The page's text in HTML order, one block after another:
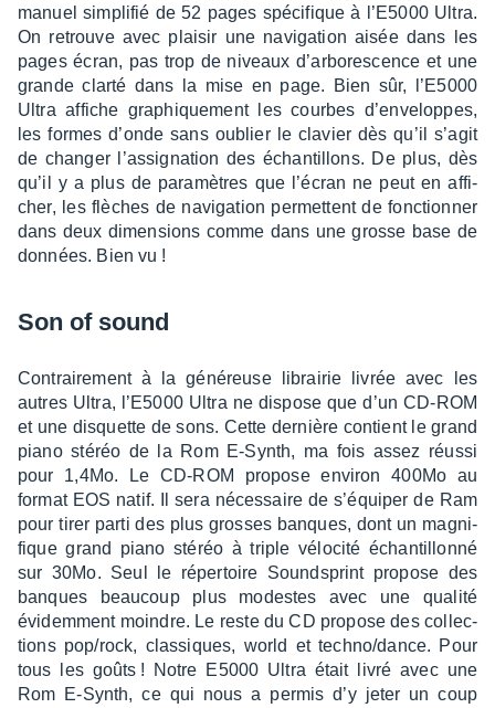
manuel simpli­fié de 52 pages spéci­fique à l’E5000 Ultra.
On retrouve avec plai­sir une navi­ga­tion aisée dans les
pages écran, pas trop de niveaux d’ar­bo­res­cence et une
grande clarté dans la mise en page. Bien sûr, l’E5000
Ultra affiche graphique­ment les courbes d’en­ve­loppes,
les formes d’onde sans oublier le clavier dès qu’il s’agit
de chan­ger l’as­si­gna­tion des échan­tillons. De plus, dès
qu’il y a plus de para­mètres que l’écran ne peut en affi­
cher, les flèches de navi­ga­tion permettent de fonc­tion­ner
dans deux dimen­sions comme dans une grosse base de
données. Bien vu !
Son of sound
Contrai­re­ment à la géné­reuse librai­rie livrée avec les
autres Ultra, l’E5000 Ultra ne dispose que d’un CD-ROM
et une disquette de sons. Cette dernière contient le grand
piano stéréo de la Rom E-Synth, ma fois assez réussi
pour 1,4Mo. Le CD-ROM propose envi­ron 400Mo au
format EOS natif. Il sera néces­saire de s’équi­per de Ram
pour tirer parti des plus grosses banques, dont un magni­
fique grand piano stéréo à triple vélo­cité échan­tillonné
sur 30Mo. Seul le réper­toire Sound­sprint propose des
banques beau­coup plus modestes avec une qualité
évidem­ment moindre. Le reste du CD propose des collec­
tions pop/rock, clas­siques, world et techno/dance. Pour
tous les goûts ! Notre E5000 Ultra était livré avec une
Rom E-Synth, ce qui nous a permis d’y jeter un coup